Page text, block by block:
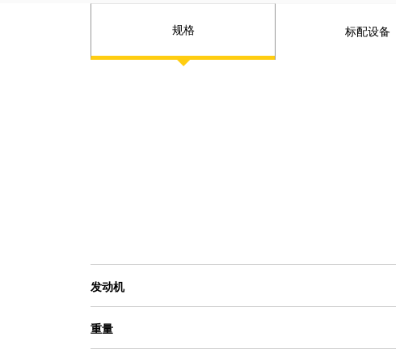
规格 标配设备
发动机
重量